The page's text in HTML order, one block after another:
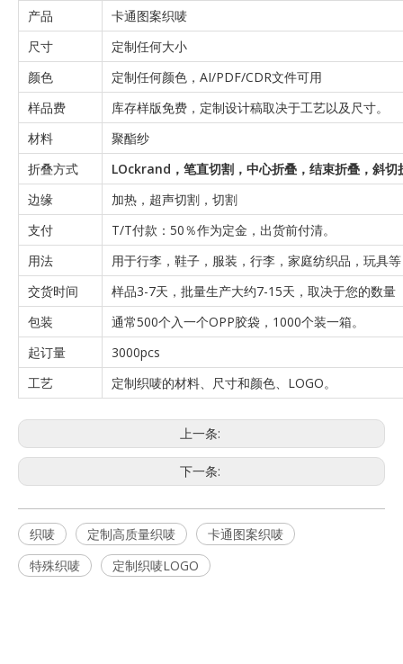
产品
卡通图案织唛
尺寸
定制任何大小
颜色
定制任何颜色，AI/PDF/CDR文件可用
样品费
库存样版免费，定制设计稿取决于工艺以及尺寸。
材料
聚酯纱
折叠方式
LOckrand， 笔直切割，中心折叠，结束折叠，斜切
边缘
加热，超声切割，切割
支付
T/T付款：50％作为定金，出货前付清。
用法
用于行李，鞋子，服装，行李，家庭纺织品，玩具等
交货时间
样品3-7天，批量生产大约7-15天，取决于您的数量
包装
通常500个入一个OPP胶袋，1000个装一箱。
起订量
3000pcs
工艺
定制织唛的材料、尺寸和颜色、LOGO。
上一条:
下一条:
织唛 定制高质量织唛
卡通图案织唛
特殊织唛
定制织唛LOGO